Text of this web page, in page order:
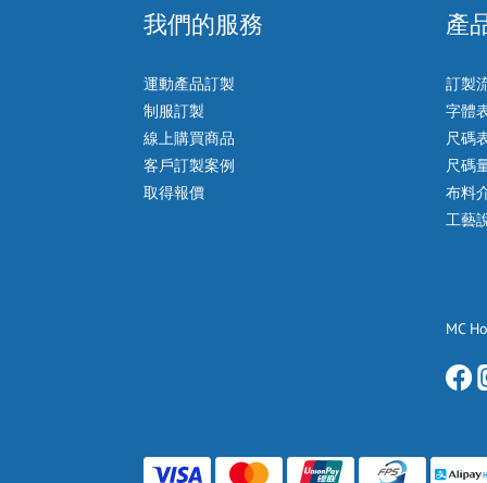
我們的服務
運動產品訂製
制服訂製
線上購買商品
客戶訂製案例
取得報價
產
訂製
字體
尺碼
尺碼
布料
工藝
MC